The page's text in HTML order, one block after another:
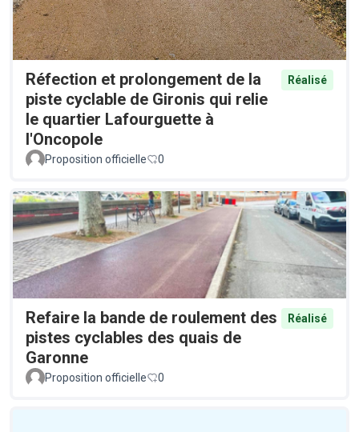
Réfection et prolongement de la
piste cyclable de Gironis qui relie
le quartier Lafourguette à
l'Oncopole
Réalisé
Proposition officielle 0
Refaire la bande de roulement des
pistes cyclables des quais de
Garonne
Réalisé
Proposition officielle 0